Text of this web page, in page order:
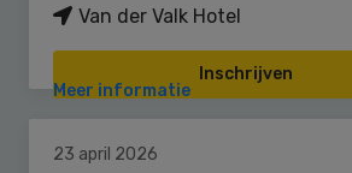
Van der Valk Hotel
Inschrijven
Meer informatie
23 april 2026